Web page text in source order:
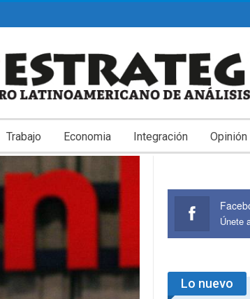
Trabajo Economia Integración Opinión
Únete
Lo nuevo